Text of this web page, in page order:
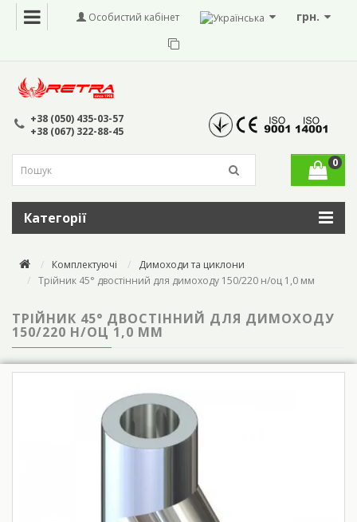
грн.
Особистий кабінет
+38 (050) 435-03-57
+38 (067) 322-88-45
0
Категорії
Комплектуючі
Димоходи та циклони
Трійник 45° двостінний для димоходу 150/220 н/оц 1,0 мм
ТРІЙНИК 45° ДВОСТІННИЙ ДЛЯ ДИМОХОДУ
150/220 Н/ОЦ 1,0 ММ